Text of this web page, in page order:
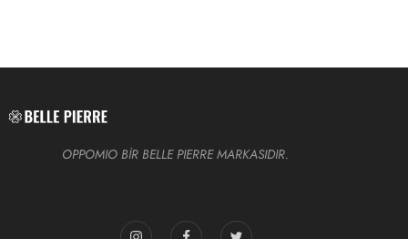
OPPOMIO BİR BELLE PIERRE MARKASIDIR.